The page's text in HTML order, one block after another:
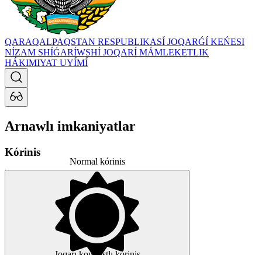
QARAQALPAQSTAN RESPUBLIKASÍ JOQARǴÍ KEŃESI
NÍZAM SHÍǴARÍWSHÍ JOQARÍ MÁMLEKETLIK
HÁKIMIYAT UYÍMÍ
Arnawlı imkaniyatlar
Kórinis
Normal kórinis